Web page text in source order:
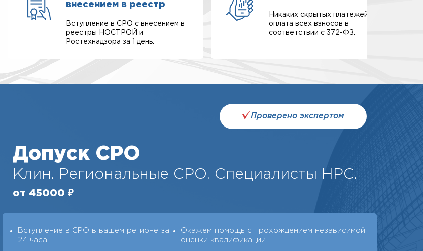
внесением в реестр
Вступление в СРО с внесением в
реестры НОСТРОЙ и
Ростехнадзора за 1 день.
Никаких скрытых платежей,
оплата всех взносов в
соответствии с 372-ФЗ.
Проверено экспертом
Допуск СРО
Клин. Региональные СРО. Специалисты НРС.
от 45000 ₽
Вступление в СРО в вашем регионе за
24 часа
Окажем помощь с прохождением независимой
оценки квалификации